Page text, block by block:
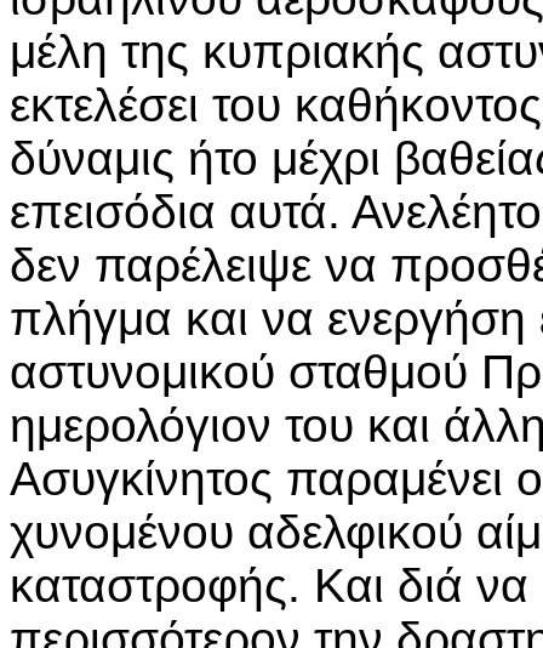
μέλη της κυπριακής
εκτελέσει του
δύναμις ήτο μέχρι
επεισόδια αυτά.
δεν παρέλειψε να
πλήγμα και να ενεργήση
αστυνομικού σταθμού
ημερολόγιον του και
Ασυγκίνητος παραμένει
χυνομένου αδελφικού
καταστροφής. Και διά